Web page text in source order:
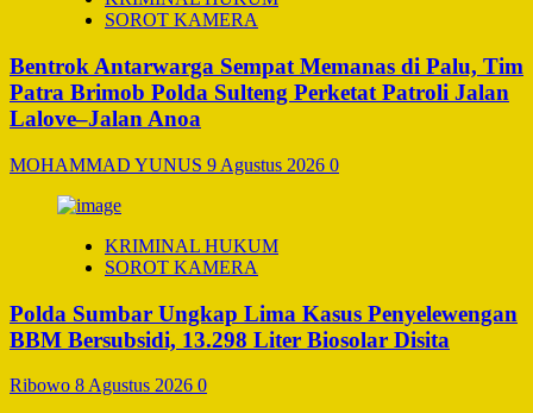
SOROT KAMERA
Bentrok Antarwarga Sempat Memanas di Palu, Tim
Patra Brimob Polda Sulteng Perketat Patroli Jalan
Lalove–Jalan Anoa
MOHAMMAD YUNUS 9 Agustus 2026 0
KRIMINAL HUKUM
SOROT KAMERA
Polda Sumbar Ungkap Lima Kasus Penyelewengan
BBM Bersubsidi, 13.298 Liter Biosolar Disita
Ribowo 8 Agustus 2026 0